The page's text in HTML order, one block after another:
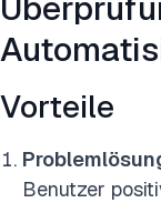
Vorteile
Benutzer